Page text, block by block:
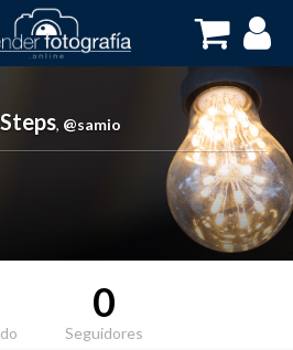
, @samio
0
Seguidores